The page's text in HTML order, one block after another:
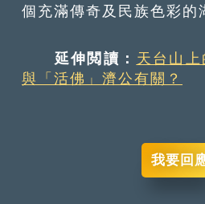
個充滿傳奇及民族色彩的
延伸閲讀： 天台山
與「活佛」濟公有關？
我要回